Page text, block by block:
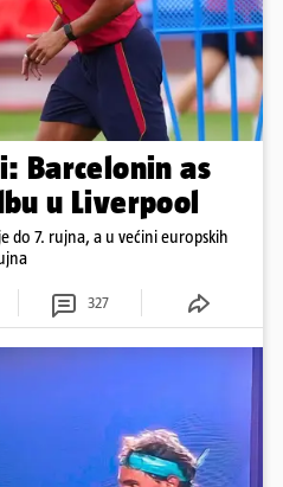
Barcelonin as
u Liverpool
do 7. rujna, a u većini europskih
327